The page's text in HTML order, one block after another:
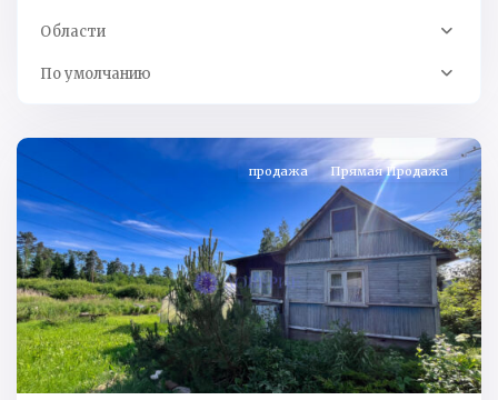
Области
По умолчанию
н,
тер.
продажа Прямая Продажа